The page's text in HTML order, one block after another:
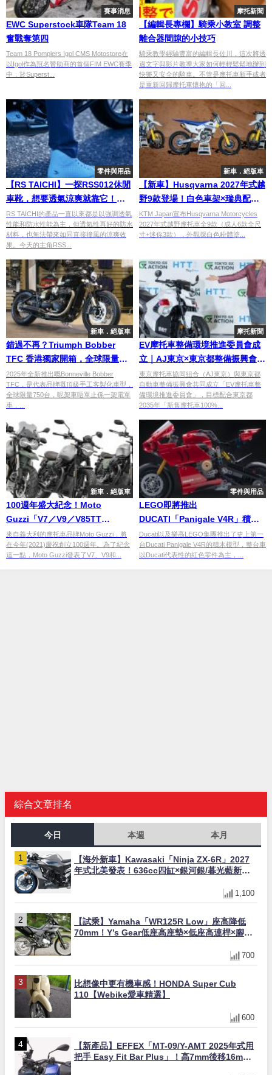
賽事消息
EWC Superstock車隊Team 18
奮戰奪第四
Team 18 Pompiers Igol CMS Motostore在
以Igol作為冠名贊助商的首個FIM EWC賽季
中，於Superst...
摩托新聞
【編輯長專欄】騎乘小教室 調整
離合器間隙的小技巧
騎乘教學經驗豐富的編輯長佐川，這次將透
過文字與影片教導大家如何輕輕鬆鬆地辦到
快樂又安全的騎車。不管是摩托車新手或者
是重新回歸摩托車懷抱的「回...
零件與用品
【RS TAICHI】一探RSS012休閒
車靴，想要透氣涼爽就靠它！？
夏季騎車必備的騎士部品
RS TAICHI的產品一直以來都是以強調透氣
性能和防水性能為主，但透氣性再好的防水
材料，也無法帶來如同直接撞風的涼爽效
果。今天的主角RSS...
新車．絕版車
【新車】Husqvarna 2027年式越
野9款登場！白色車架×瑞典配色
×APP引擎調整，日本7月發售
KTM Japan宣布Husqvarna Motorcycles
2027年式越野摩托車全9款（成人6款全尺
寸+迷你3款），外觀採白色粉體塗...
新車．絕版車
錯過不再？Triumph Bobber
TFC 香港獨家開箱，全球限量
750部
2025年全新推出嘅Bonneville Bobber
TFC，是代表品牌嘅頂級手工客製化車型，
全球限量750台，呢架車唔單止係一架電單
車，...
摩托新聞
EV摩托車整備環境推進委員會成
立｜AJ東京×東京都整備振興會致
力2035年摩托車全面電動化與人
才培育
東京摩托車協同組合（AJ東京）與東京都
自動車整備振興會共同成立「EV摩托車整
備環境推進委員會」，目標配合東京都
2035年「新售摩托車100%...
新車．絕版車
100週年盛大紀念！Moto
Guzzi「V7／V9／V85TT
Centenario」
來自義大利的摩托車品牌Moto Guzzi，將
在今年(2021)慶祝創立100週年。為了紀念
這一點，Moto Guzzi發表了V7、V9和...
零件與用品
LEGO即將推出
DUCATI「Panigale V4R」積木
模型
Ducati以及樂高LEGO集團推出了史上第一
台Ducati Panigale V4R的積木模型，整台車
以Ducati代表性的紅色零件為主，...
綜合文章排名
今日 本週 本月
【海外新車】Kawasaki「Ninja ZX-6R」2027
年式北美發表！636cc四缸×銀河銀/暮光藍新色
1,100
【試乘】Yamaha「WR125R Low」座高降低
70mm！Y’s Gear低座高座墊×低座高連桿×腳踏
700
比想像中更有機車感！HONDA Super Cub
110【Webike愛車精選】
600
【新產品】EFFEX「MT-09/Y-AMT 2025年式用
把手 Easy Fit Bar Plus」！高7mm後移16mm